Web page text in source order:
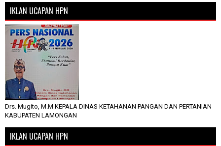
IKLAN UCAPAN HPN
Drs. Mugito, M.M KEPALA DINAS KETAHANAN PANGAN DAN PERTANIAN
KABUPATEN LAMONGAN
IKLAN UCAPAN HPN